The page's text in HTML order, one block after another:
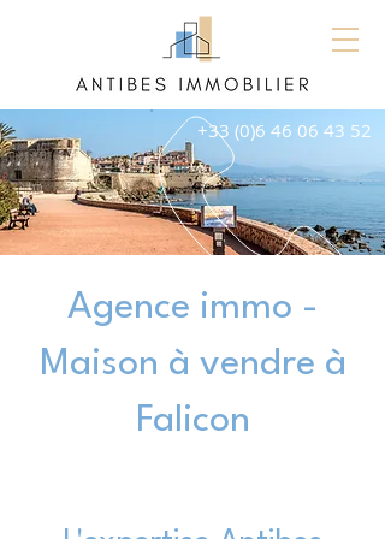
+33 (0)6 46 06 43 52
Agence immo -
Maison à vendre à
Falicon